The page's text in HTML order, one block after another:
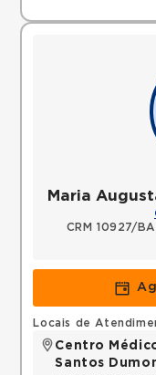
Maria
CRM 10927/BA
Locais de
Centro
Santos